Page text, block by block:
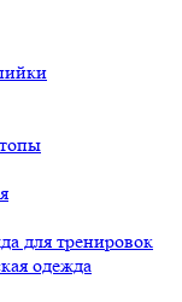
для тренировок
одежда